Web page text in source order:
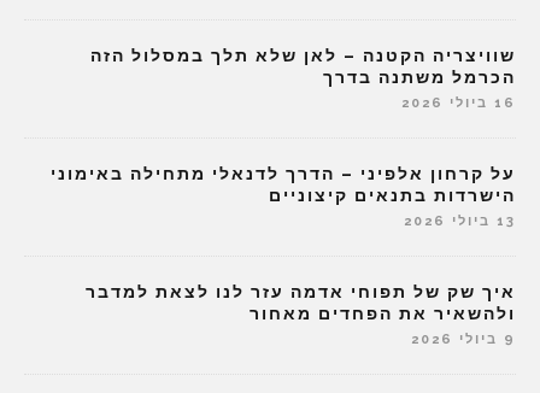
שוויצריה הקטנה – לאן שלא תלך במסלול הזה
הכרמל משתנה בדרך
16 ביולי 2026
על קרחון אלפיני – הדרך לדנאלי מתחילה באימוני
הישרדות בתנאים קיצוניים
13 ביולי 2026
איך שק של תפוחי אדמה עזר לנו לצאת למדבר
ולהשאיר את הפחדים מאחור
9 ביולי 2026